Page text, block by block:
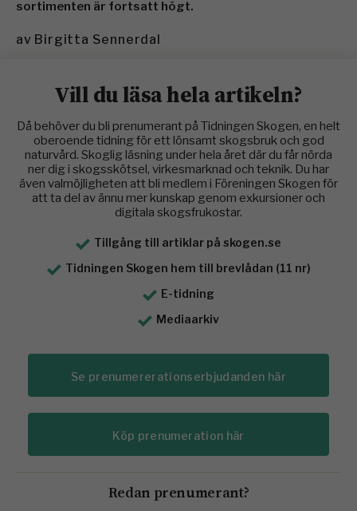
sortimenten är fortsatt högt.
av Birgitta Sennerdal
Vill du läsa hela artikeln?
Då behöver du bli prenumerant på Tidningen Skogen, en helt
oberoende tidning för ett lönsamt skogsbruk och god
naturvård. Skoglig läsning under hela året där du får nörda
ner dig i skogsskötsel, virkesmarknad och teknik. Du har
även valmöjligheten att bli medlem i Föreningen Skogen för
att ta del av ännu mer kunskap genom exkursioner och
digitala skogsfrukostar.
Tillgång till artiklar på skogen.se
Tidningen Skogen hem till brevlådan (11 nr)
E-tidning
Mediaarkiv
Se prenumererationserbjudanden här
Köp prenumeration här
Redan prenumerant?